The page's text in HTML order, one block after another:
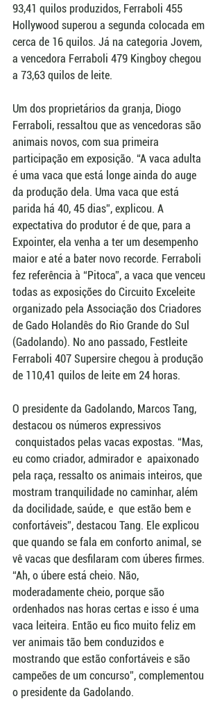
93,41 quilos produzidos, Ferraboli 455
Hollywood superou a segunda colocada em
cerca de 16 quilos. Já na categoria Jovem,
a vencedora Ferraboli 479 Kingboy chegou
a 73,63 quilos de leite.
Um dos proprietários da granja, Diogo
Ferraboli, ressaltou que as vencedoras são
animais novos, com sua primeira
participação em exposição. “A vaca adulta
é uma vaca que está longe ainda do auge
da produção dela. Uma vaca que está
parida há 40, 45 dias”, explicou. A
expectativa do produtor é de que, para a
Expointer, ela venha a ter um desempenho
maior e até a bater novo recorde. Ferraboli
fez referência à “Pitoca”, a vaca que venceu
todas as exposições do Circuito Exceleite
organizado pela Associação dos Criadores
de Gado Holandês do Rio Grande do Sul
(Gadolando). No ano passado, Festleite
Ferraboli 407 Supersire chegou à produção
de 110,41 quilos de leite em 24 horas.
O presidente da Gadolando, Marcos Tang,
destacou os números expressivos
conquistados pelas vacas expostas. “Mas,
eu como criador, admirador e  apaixonado
pela raça, ressalto os animais inteiros, que
mostram tranquilidade no caminhar, além
da docilidade, saúde, e  que estão bem e
confortáveis”, destacou Tang. Ele explicou
que quando se fala em conforto animal, se
vê vacas que desfilaram com úberes firmes.
“Ah, o úbere está cheio. Não,
moderadamente cheio, porque são
ordenhados nas horas certas e isso é uma
vaca leiteira. Então eu fico muito feliz em
ver animais tão bem conduzidos e
mostrando que estão confortáveis e são
campeões de um concurso”, complementou
o presidente da Gadolando.